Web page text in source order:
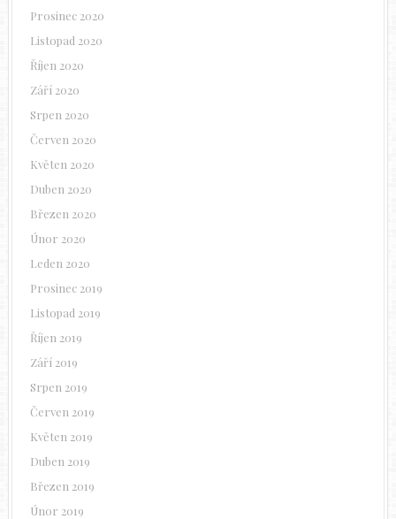
Prosinec 2020
Listopad 2020
Říjen 2020
Září 2020
Srpen 2020
Červen 2020
Květen 2020
Duben 2020
Březen 2020
Únor 2020
Leden 2020
Prosinec 2019
Listopad 2019
Říjen 2019
Září 2019
Srpen 2019
Červen 2019
Květen 2019
Duben 2019
Březen 2019
Únor 2019